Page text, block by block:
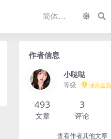
作者信息
小哒哒
等级 永久会员
493
文章
3
评论
查看作者其他文章